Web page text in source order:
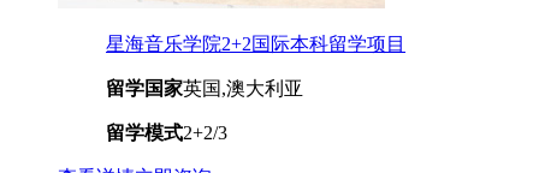
星海音乐学院2+2国际本科留学项目
留学国家英国,澳大利亚
留学模式2+2/3